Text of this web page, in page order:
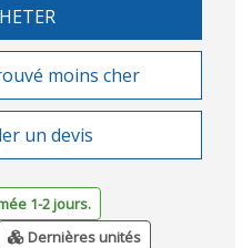
moins cher
un devis
1-2 jours.
Dernières unités